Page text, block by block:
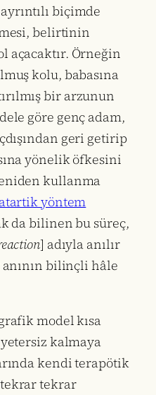
biçimde
belirtinin
açacaktır. Örneğin
kolu, babasına
bir arzunun
göre genç adam,
geri getirip
yönelik öfkesini
kullanma
yöntem
da bilinen bu süreç,
] adıyla anılır
bilinçli hâle
model kısa
kalmaya
kendi terapötik
tekrar